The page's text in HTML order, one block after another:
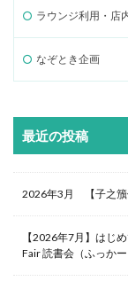
ラウンジ利用・店
なぞとき企画
最近の投稿
2026年3月 【子之籏
【2026年7月】はじ
Fair 読書会（ふっか